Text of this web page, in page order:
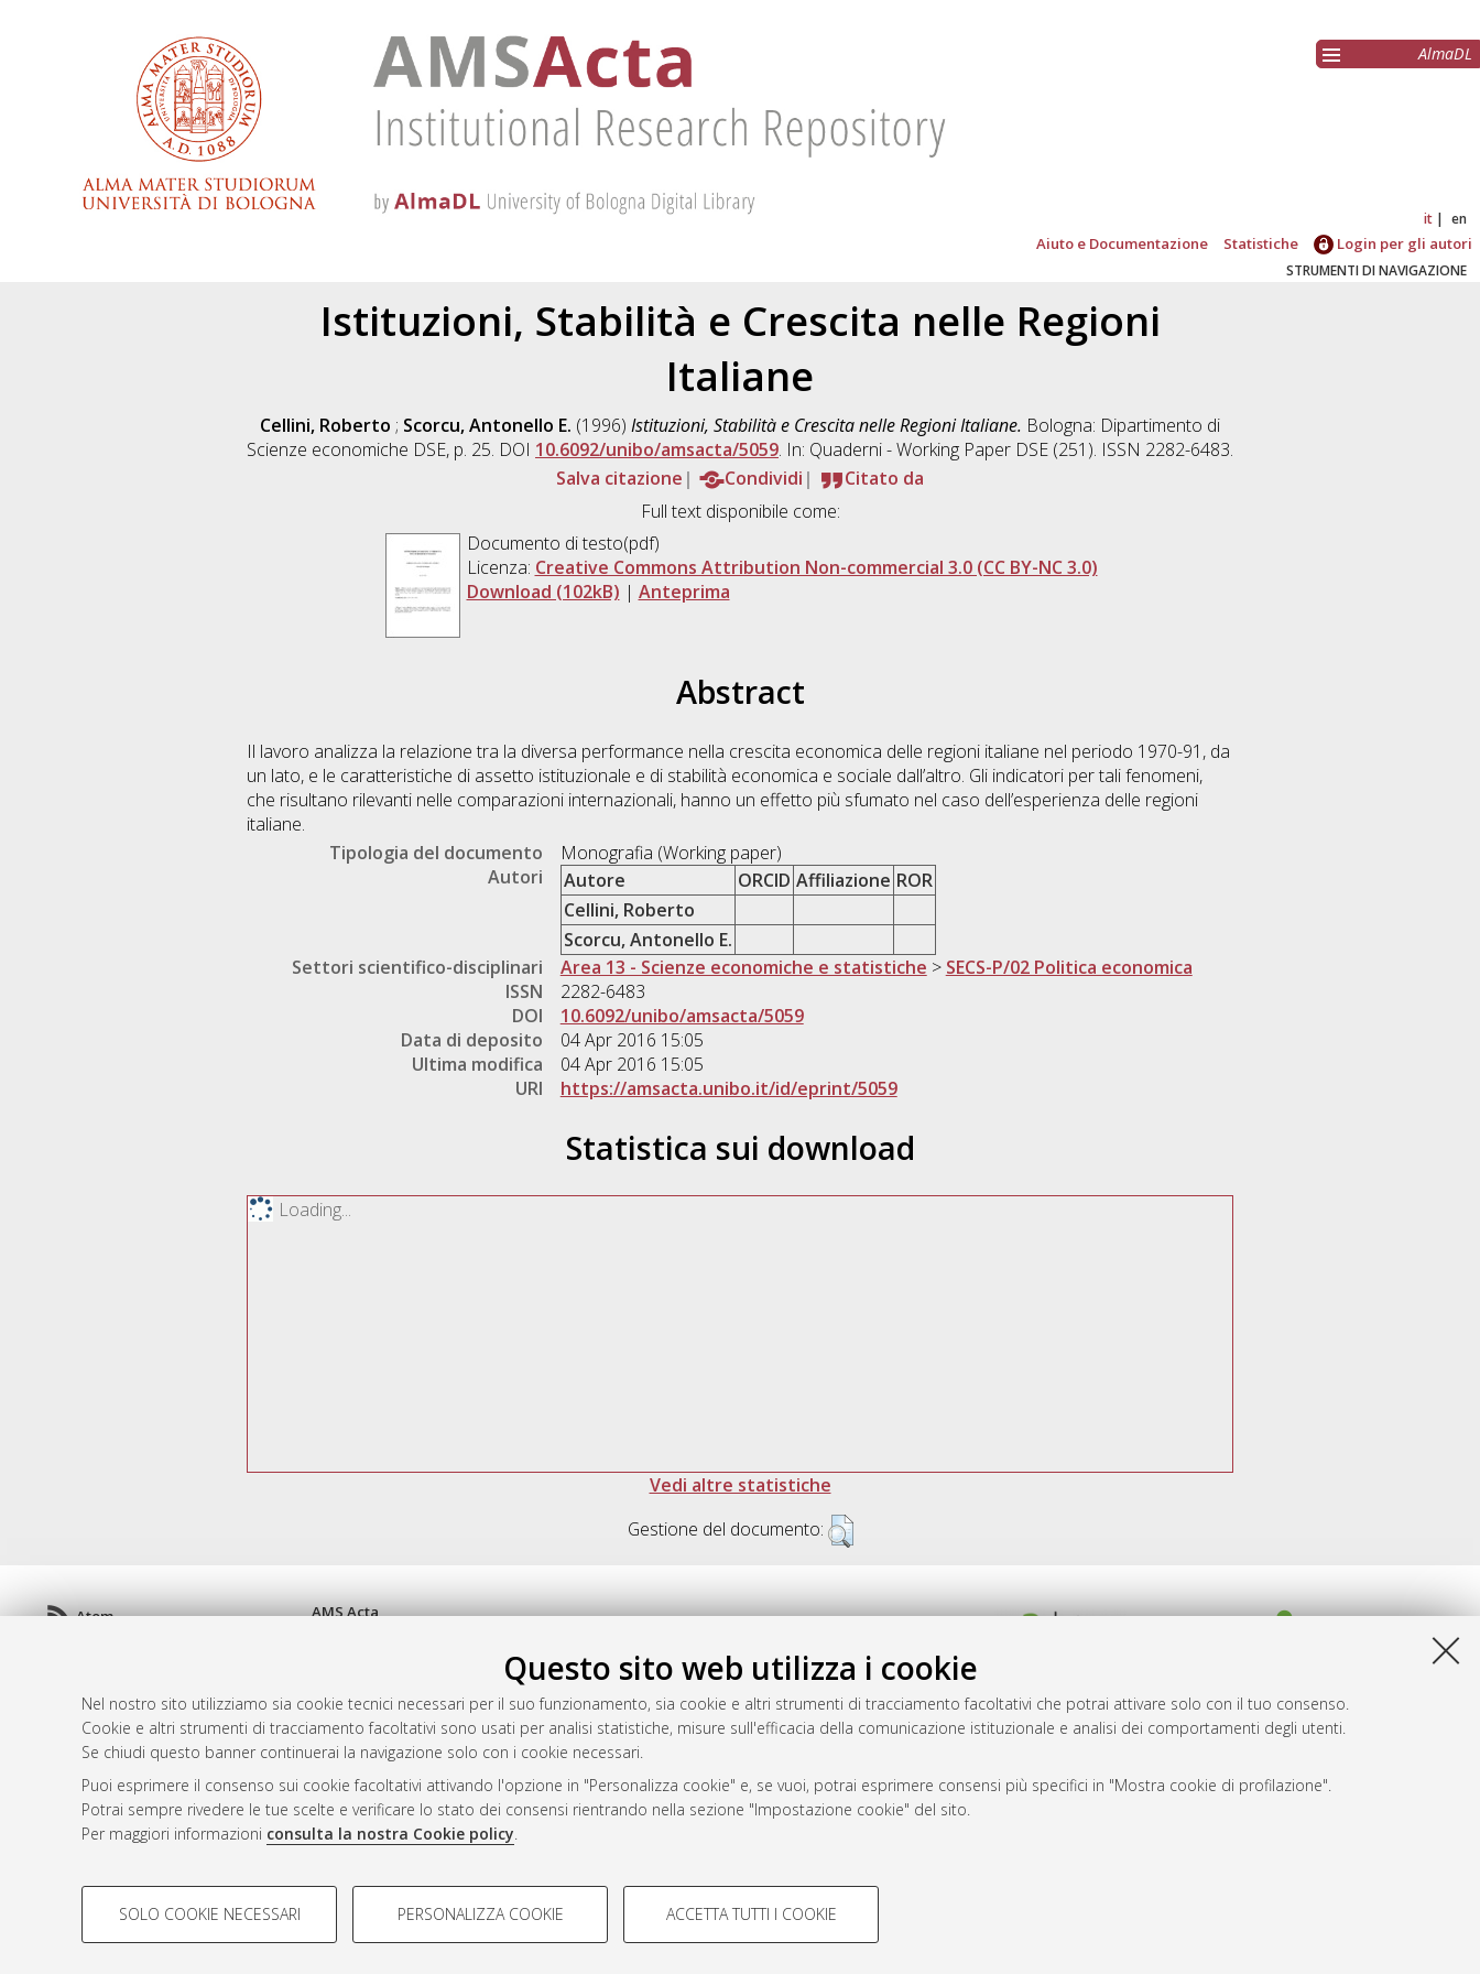
Questo sito web utilizza i cookie
Nel nostro sito utilizziamo sia cookie tecnici necessari per il suo funzionamento, sia cookie e altri strumenti di tracciamento facoltativi che potrai attivare solo con il tuo consenso.
Cookie e altri strumenti di tracciamento facoltativi sono usati per analisi statistiche, misure sull'efficacia della comunicazione istituzionale e analisi dei comportamenti degli utenti.
Se chiudi questo banner continuerai la navigazione solo con i cookie necessari.
Puoi esprimere il consenso sui cookie facoltativi attivando l'opzione in "Personalizza cookie" e, se vuoi, potrai esprimere consensi più specifici in "Mostra cookie di profilazione".
Potrai sempre rivedere le tue scelte e verificare lo stato dei consensi rientrando nella sezione "Impostazione cookie" del sito.
Per maggiori informazioni consulta la nostra Cookie policy.
COOKIE DI PROFILAZIONE - FACOLTATIVI COOKIE TECNICI - NECESSARI
SOLO COOKIE NECESSARI PERSONALIZZA COOKIE ACCETTA TUTTI I COOKIE
AlmaDL
it en
Aiuto e Documentazione Statistiche Login per gli autori
STRUMENTI DI NAVIGAZIONE
Istituzioni, Stabilità e Crescita nelle Regioni
Italiane
Cellini, Roberto ; Scorcu, Antonello E. (1996) Istituzioni, Stabilità e Crescita nelle Regioni Italiane. Bologna: Dipartimento di
Scienze economiche DSE, p. 25. DOI 10.6092/unibo/amsacta/5059. In: Quaderni - Working Paper DSE (251). ISSN 2282-6483.
Salva citazione
Condividi
Citato da
Full text disponibile come:
Documento di testo(pdf)
Licenza: Creative Commons Attribution Non-commercial 3.0 (CC BY-NC 3.0)
Download (102kB) | Anteprima
Abstract
Il lavoro analizza la relazione tra la diversa performance nella crescita economica delle regioni italiane nel periodo 1970-91, da
un lato, e le caratteristiche di assetto istituzionale e di stabilità economica e sociale dall’altro. Gli indicatori per tali fenomeni,
che risultano rilevanti nelle comparazioni internazionali, hanno un effetto più sfumato nel caso dell’esperienza delle regioni
italiane.
Tipologia del documento
Monografia (Working paper)
Autori
Autore ORCID Affiliazione ROR
Cellini, Roberto
Scorcu, Antonello E.
Settori scientifico-disciplinari
Area 13 - Scienze economiche e statistiche > SECS-P/02 Politica economica
ISSN
2282-6483
DOI
10.6092/unibo/amsacta/5059
Data di deposito
04 Apr 2016 15:05
Ultima modifica
04 Apr 2016 15:05
URI
https://amsacta.unibo.it/id/eprint/5059
Statistica sui download
Loading...
Vedi altre statistiche
Gestione del documento:
Atom
AMS Acta
doi.org/10.17616/R3P19R
Servizio implementato e gestito da
AlmaDL
Impostazioni Cookie
Informativa sulla privacy
Condizioni d'uso del sito
Mission e policies del repository
© ALMA MATER STUDIORUM - Università d Bologna, 2007-2026.